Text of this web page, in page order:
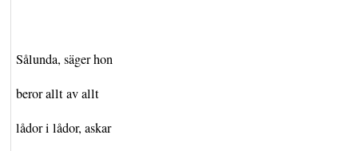
Sålunda, säger hon
beror allt av allt
lådor i lådor, askar